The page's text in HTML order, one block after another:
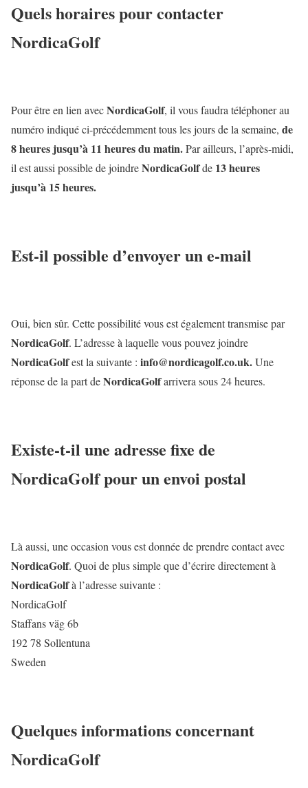
Quels horaires pour contacter
NordicaGolf
Pour être en lien avecNordicaGolf, il vous faudra téléphoner au
numéro indiqué ci-précédemment tous les jours de la semaine, de
8 heures jusqu’à 11 heures du matin.Par ailleurs, l’après-midi,
il est aussi possible de joindreNordicaGolfde 13 heures
jusqu’à 15 heures.
Est-il possible d’envoyer un e-mail
Oui, bien sûr. Cette possibilité vous est également transmise par
NordicaGolf. L’adresse à laquelle vous pouvez joindre
NordicaGolfest la suivante : info@nordicagolf.co.uk.Une
réponse de la part deNordicaGolfarrivera sous 24 heures.
Existe-t-il une adresse fixe de
NordicaGolfpour un envoi postal
Là aussi, une occasion vous est donnée de prendre contact avec
NordicaGolf. Quoi de plus simple que d’écrire directement à
NordicaGolfà l’adresse suivante :
NordicaGolf
Staffans väg 6b
192 78 Sollentuna
Sweden
Quelques informations concernant
NordicaGolf